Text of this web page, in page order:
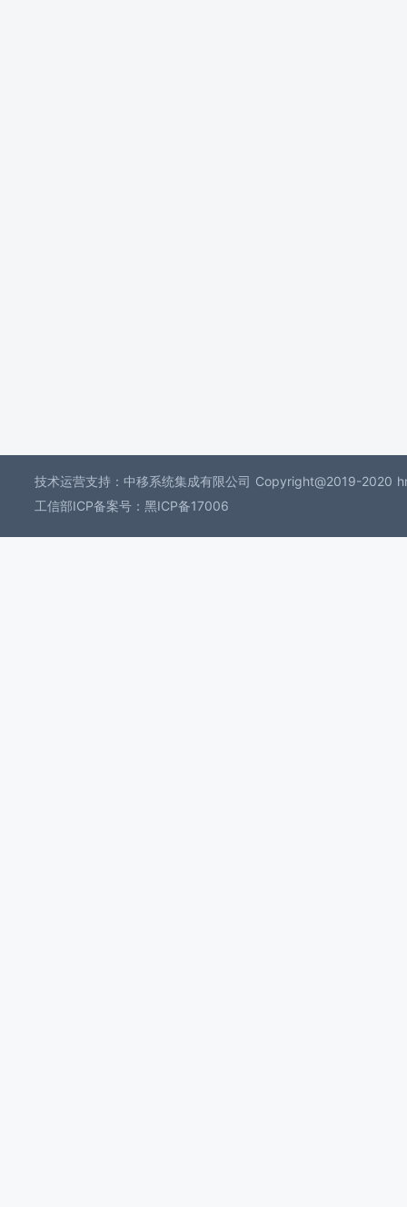
技术运营支持：中移系统集成有限公司
工信部ICP备案号：黑ICP备17006